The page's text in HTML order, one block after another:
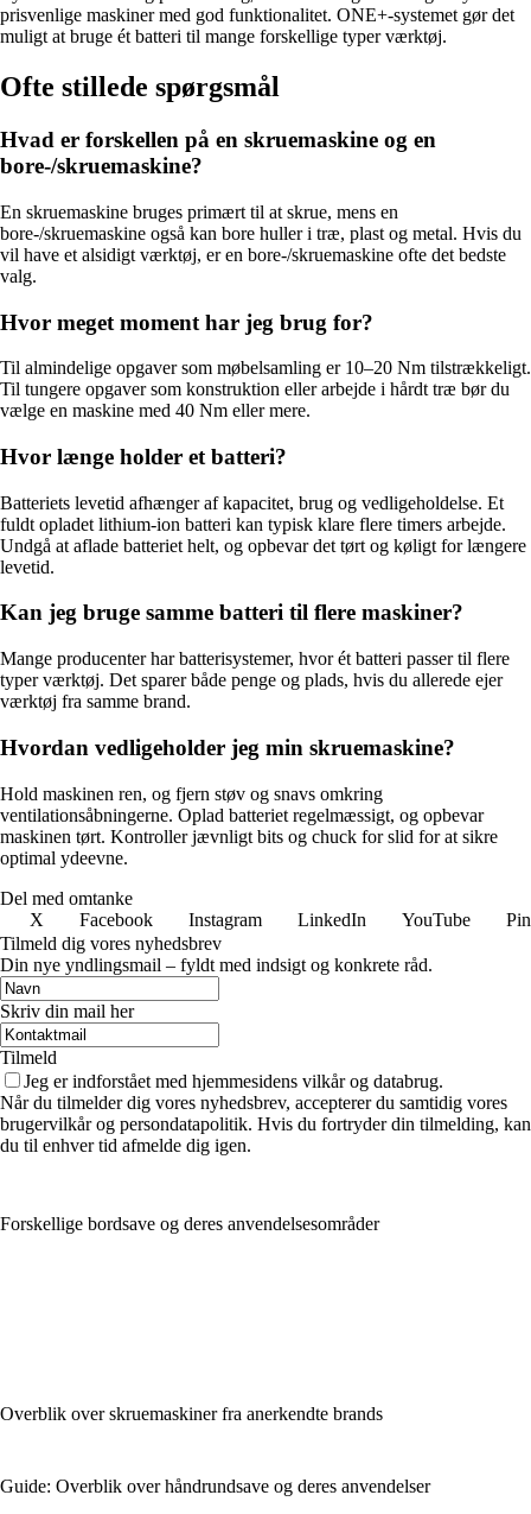
prisvenlige maskiner med god funktionalitet. ONE+-systemet gør det
muligt at bruge ét batteri til mange forskellige typer værktøj.
Ofte stillede spørgsmål
Hvad er forskellen på en skruemaskine og en
bore-/skruemaskine?
En skruemaskine bruges primært til at skrue, mens en
bore-/skruemaskine også kan bore huller i træ, plast og metal. Hvis du
vil have et alsidigt værktøj, er en bore-/skruemaskine ofte det bedste
valg.
Hvor meget moment har jeg brug for?
Til almindelige opgaver som møbelsamling er 10–20 Nm tilstrækkeligt.
Til tungere opgaver som konstruktion eller arbejde i hårdt træ bør du
vælge en maskine med 40 Nm eller mere.
Hvor længe holder et batteri?
Batteriets levetid afhænger af kapacitet, brug og vedligeholdelse. Et
fuldt opladet lithium-ion batteri kan typisk klare flere timers arbejde.
Undgå at aflade batteriet helt, og opbevar det tørt og køligt for længere
levetid.
Kan jeg bruge samme batteri til flere maskiner?
Mange producenter har batterisystemer, hvor ét batteri passer til flere
typer værktøj. Det sparer både penge og plads, hvis du allerede ejer
værktøj fra samme brand.
Hvordan vedligeholder jeg min skruemaskine?
Hold maskinen ren, og fjern støv og snavs omkring
ventilationsåbningerne. Oplad batteriet regelmæssigt, og opbevar
maskinen tørt. Kontroller jævnligt bits og chuck for slid for at sikre
optimal ydeevne.
Del med omtanke
X
Facebook Instagram LinkedIn YouTube
Tilmeld dig vores nyhedsbrev
Din nye yndlingsmail – fyldt med indsigt og konkrete råd.
Skriv din mail her
Tilmeld
Jeg er indforstået med hjemmesidens vilkår og databrug.
Når du tilmelder dig vores nyhedsbrev, accepterer du samtidig vores
brugervilkår og persondatapolitik. Hvis du fortryder din tilmelding, kan
du til enhver tid afmelde dig igen.
Forskellige bordsave og deres anvendelsesområder
Overblik over skruemaskiner fra anerkendte brands
Guide: Overblik over håndrundsave og deres anvendelser